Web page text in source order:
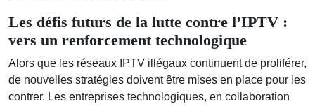
Les défis futurs de la lutte contre l’IPTV :
vers un renforcement technologique
Alors que les réseaux IPTV illégaux continuent de proliférer,
de nouvelles stratégies doivent être mises en place pour les
contrer. Les entreprises technologiques, en collaboration